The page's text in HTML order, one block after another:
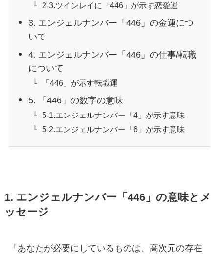
2-3.ツインレイに「446」が示す恋愛運
3. エンジェルナンバー「446」の金運につ
いて
4. エンジェルナンバー「446」の仕事/転職
について
「446」が示す転職運
5. 「446」の数字の意味
5-1.エンジェルナンバー「4」が示す意味
5-2.エンジェルナンバー「6」が示す意味
1. エンジェルナンバー「446」の意味とメ
ッセージ
「あなたが必要にしているものは、高次元の存在